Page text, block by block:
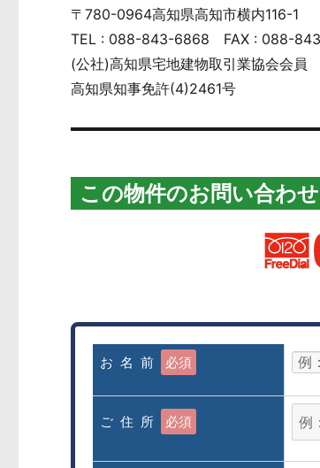
〒780-0964高知県高知市横内116-1
TEL : 088-843-6868 FAX : 088-
(公社)高知県宅地建物取引業協会会員
高知県知事免許(4)2461号
この物件のお問い合わ
お 名 前 必須
ご 住 所 必須